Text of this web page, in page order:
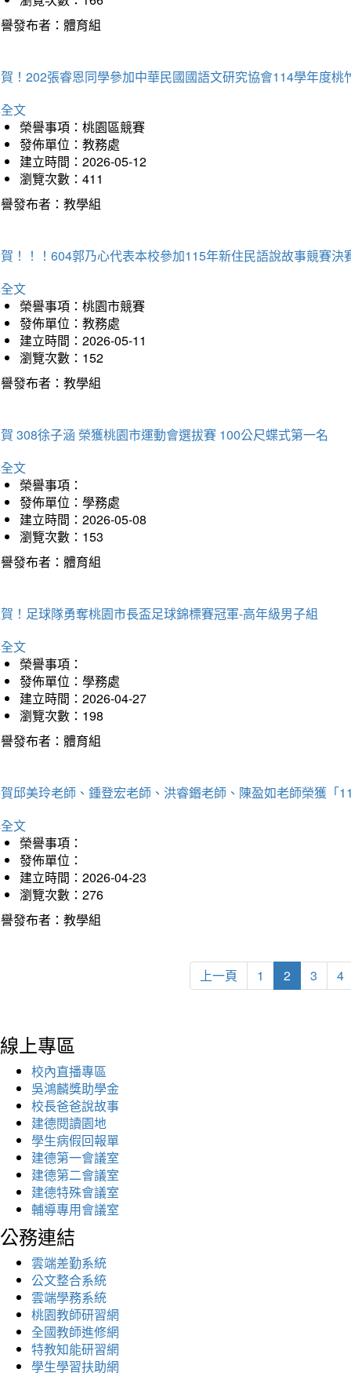
發布者：體育組
！202張睿恩同學參加中華民國國語文研究協會114學年度
文
榮譽事項：桃園區競賽
發佈單位：教務處
建立時間：2026-05-12
瀏覽次數：411
發布者：教學組
！！！604郭乃心代表本校參加115年新住民語說故事競賽決
文
榮譽事項：桃園市競賽
發佈單位：教務處
建立時間：2026-05-11
瀏覽次數：152
發布者：教學組
308徐子涵 榮獲桃園市運動會選拔賽 100公尺蝶式第一名
文
榮譽事項：
發佈單位：學務處
建立時間：2026-05-08
瀏覽次數：153
發布者：體育組
！足球隊勇奪桃園市長盃足球錦標賽冠軍-高年級男子組
文
榮譽事項：
發佈單位：學務處
建立時間：2026-04-27
瀏覽次數：198
發布者：體育組
邱美玲老師、鍾登宏老師、洪睿鍲老師、陳盈如老師榮獲「
文
榮譽事項：
發佈單位：
建立時間：2026-04-23
瀏覽次數：276
發布者：教學組
上一頁 1 2 3 4
線上專區
校內直播專區
吳鴻麟獎助學金
校長爸爸說故事
建德閱讀園地
學生病假回報單
建德第一會議室
建德第二會議室
建德特殊會議室
輔導專用會議室
公務連結
雲端差勤系統
公文整合系統
雲端學務系統
桃園教師研習網
全國教師進修網
特教知能研習網
學生學習扶助網